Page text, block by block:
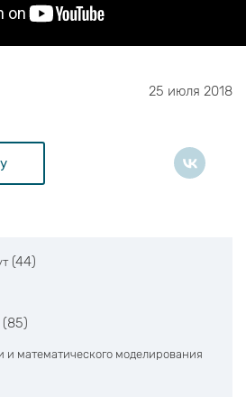
25 июля 2018
(44)
(85)
и математического моделирования